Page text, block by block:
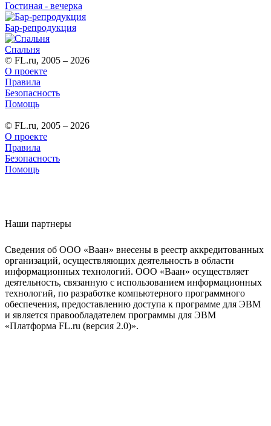
Гостиная - вечерка
Бар-репродукция
Спальня
© FL.ru, 2005 – 2026
О проекте
Правила
Безопасность
Помощь
© FL.ru, 2005 – 2026
О проекте
Правила
Безопасность
Помощь
Наши партнеры
Сведения об ООО «Ваан» внесены в реестр аккредитованных
организаций, осуществляющих деятельность в области
информационных технологий. ООО «Ваан» осуществляет
деятельность, связанную с использованием информационных
технологий, по разработке компьютерного программного
обеспечения, предоставлению доступа к программе для ЭВМ
и является правообладателем программы для ЭВМ
«Платформа FL.ru (версия 2.0)».